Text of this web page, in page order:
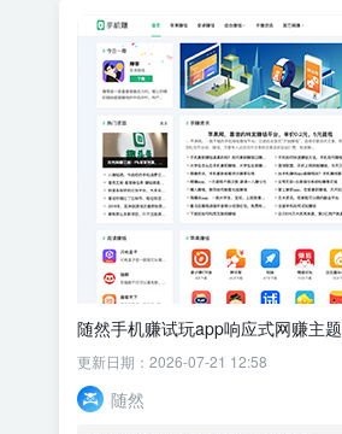
随然手机赚试玩app响应式网赚主题
更新日期：2026-07-21 12:58
随然